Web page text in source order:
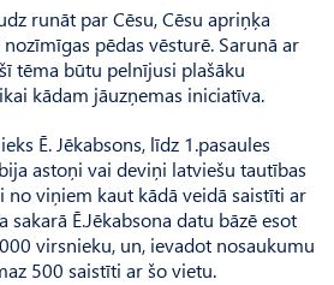
runāt par Cēsu, Cēsu apriņķa
pēdas vēsturē. Sarunā ar
tēma būtu pelnījusi plašāku
kādam jāuzņemas iniciatīva.
Ē. Jēkabsons, līdz 1.pasaules
astoņi vai deviņi latviešu tautības
no viņiem kaut kādā veidā saistīti ar
sakarā Ē.Jēkabsona datu bāzē esot
virsnieku, un, ievadot nosaukumu
500 saistīti ar šo vietu.